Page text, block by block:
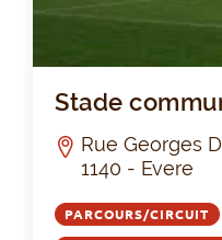
Stade
Rue Georges
1140 - Evere
PARCOURS/CIRCUIT